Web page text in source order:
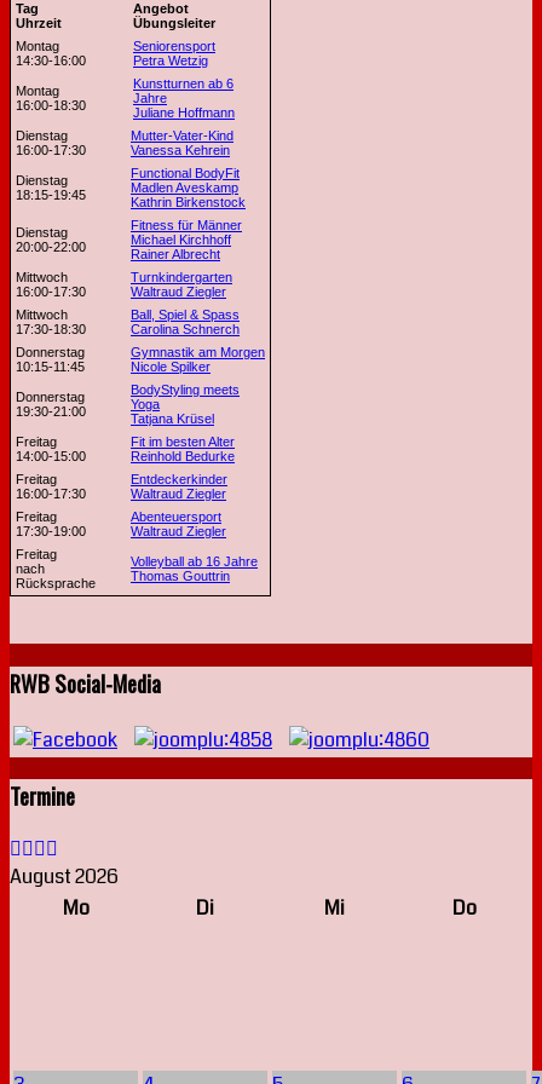
Tag
Uhrzeit
Angebot
Übungsleiter
Montag
14:30-16:00
Seniorensport
Petra Wetzig
Montag
16:00-18:30
Kunstturnen ab 6
Jahre
Juliane Hoffmann
Dienstag
16:00-17:30
Mutter-Vater-Kind
Vanessa Kehrein
Dienstag
18:15-19:45
Functional BodyFit
Madlen Aveskamp
Kathrin Birkenstock
Dienstag
20:00-22:00
Fitness für Männer
Michael Kirchhoff
Rainer Albrecht
Mittwoch
16:00-17:30
Turnkindergarten
Waltraud Ziegler
Mittwoch
17:30-18:30
Ball, Spiel & Spass
Carolina Schnerch
Donnerstag
10:15-11:45
Gymnastik am Morgen
Nicole Spilker
Donnerstag
19:30-21:00
BodyStyling meets
Yoga
Tatjana Krüsel
Freitag
14:00-15:00
Fit im besten Alter
Reinhold Bedurke
Freitag
16:00-17:30
Entdeckerkinder
Waltraud Ziegler
Freitag
17:30-19:00
Abenteuersport
Waltraud Ziegler
Freitag
nach
Rücksprache
Volleyball ab 16 Jahre
Thomas Gouttrin
RWB Social-Media
Termine
August 2026
Mo
Di Mi Do